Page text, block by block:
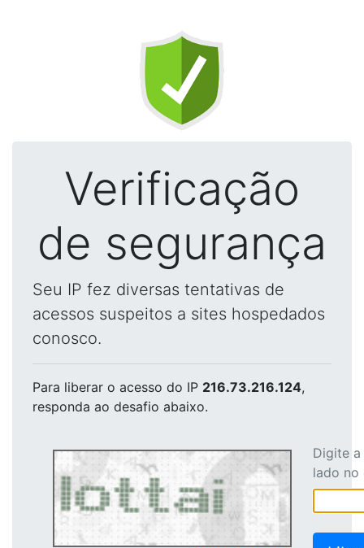
Verificação
de segurança
Seu IP fez diversas tentativas de
acessos suspeitos a sites hospedados
conosco.
Para liberar o acesso do IP 216.73.216.124,
responda ao desafio abaixo.
Digite
lado no